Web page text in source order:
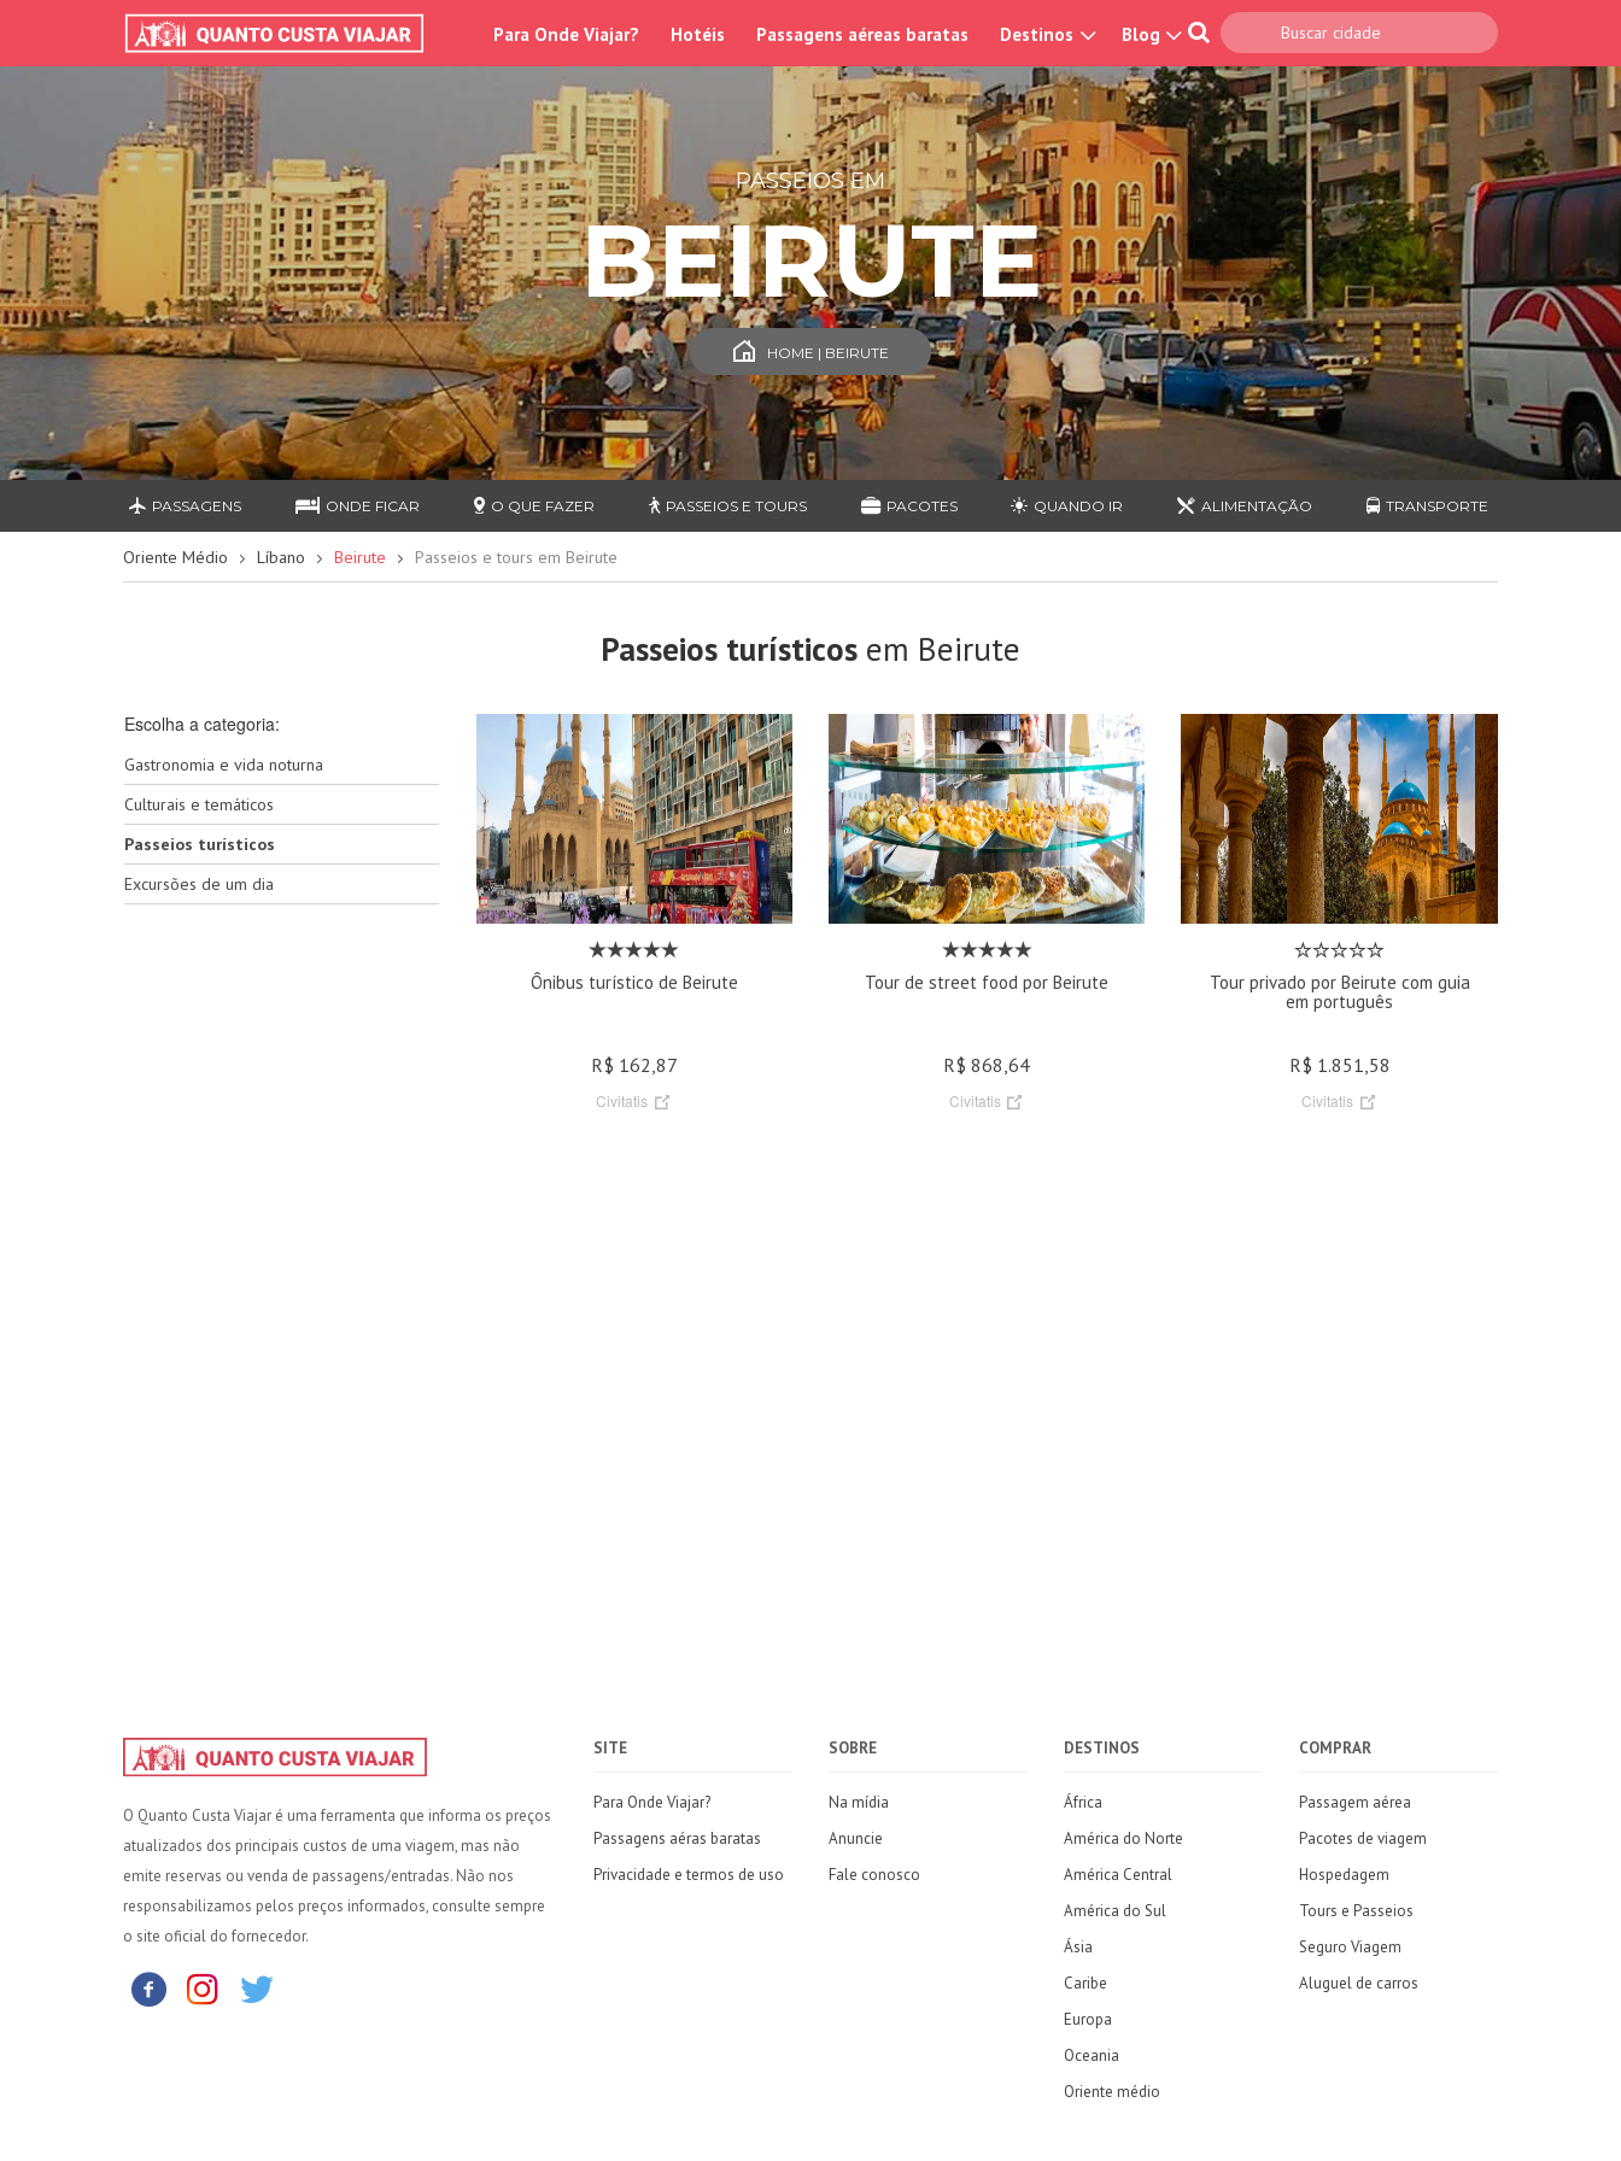
Para Onde Viajar? Hotéis Passagens aéreas baratas Destinos Blog
PASSEIOS EM
BEIRUTE
HOME | BEIRUTE
PASSAGENS ONDE FICAR O QUE FAZER PASSEIOS E TOURS PACOTES QUANDO IR ALIMENTAÇÃO TRANSPORTE
Oriente Médio Líbano Beirute Passeios e tours em Beirute
Passeios turísticos em Beirute
Escolha a categoria:
Gastronomia e vida noturna
Culturais e temáticos
Passeios turísticos
Excursões de um dia
Ônibus turístico de Beirute
R$ 162,87
Civitatis
Tour de street food por Beirute
R$ 868,64
Civitatis
Tour privado por Beirute com guia
em português
R$ 1.851,58
Civitatis
O Quanto Custa Viajar é uma ferramenta que informa os preços
atualizados dos principais custos de uma viagem, mas não
emite reservas ou venda de passagens/entradas. Não nos
responsabilizamos pelos preços informados, consulte sempre
o site oficial do fornecedor.
SITE
Para Onde Viajar?
Passagens aéras baratas
Privacidade e termos de uso
SOBRE
Na mídia
Anuncie
Fale conosco
DESTINOS
África
América do Norte
América Central
América do Sul
Ásia
Caribe
Europa
Oceania
Oriente médio
COMPRAR
Passagem aérea
Pacotes de viagem
Hospedagem
Tours e Passeios
Seguro Viagem
Aluguel de carros